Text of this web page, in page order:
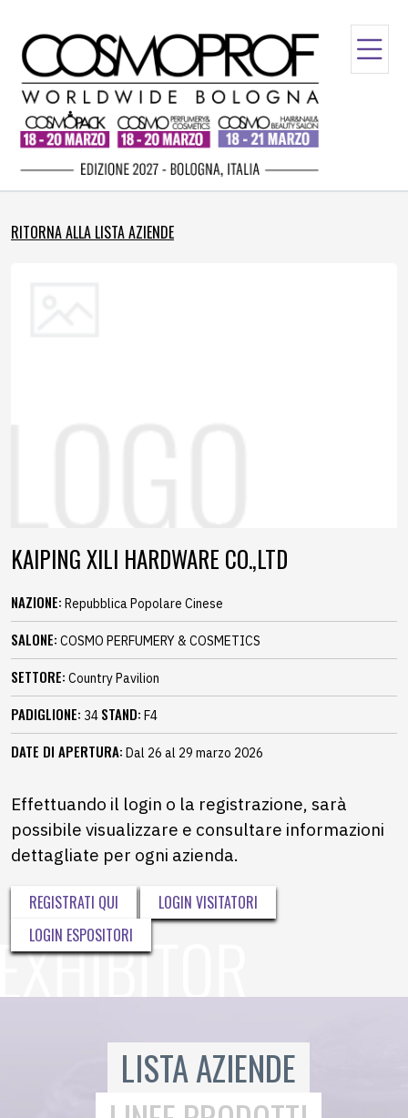
RITORNA ALLA LISTA AZIENDE
KAIPING XILI HARDWARE CO.,LTD
NAZIONE: Repubblica Popolare Cinese
SALONE: COSMO PERFUMERY & COSMETICS
SETTORE: Country Pavilion
PADIGLIONE: 34 STAND: F4
DATE DI APERTURA: Dal 26 al 29 marzo 2026
Effettuando il login o la registrazione, sarà
possibile visualizzare e consultare informazioni
dettagliate per ogni azienda.
REGISTRATI QUI
LOGIN VISITATORI
LOGIN ESPOSITORI
LISTA AZIENDE